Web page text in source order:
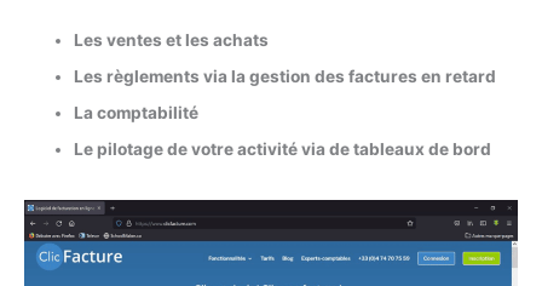
Les ventes et les achats
Les règlements via la gestion des factures en retard
La comptabilité
Le pilotage de votre activité via de tableaux de bord